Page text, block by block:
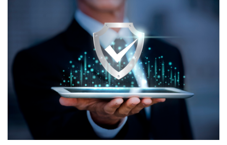
FALE COM A BERKLEY | Canais de atendimento